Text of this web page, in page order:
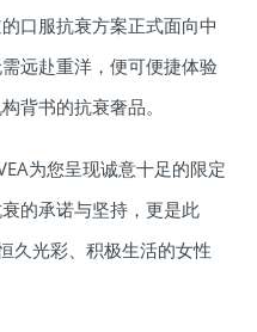
口服抗衰方案正式面向中
远赴重洋，便可便捷体验
背书的抗衰奢品。
为您呈现诚意十足的限定
的承诺与坚持，更是此
久光彩、积极生活的女性